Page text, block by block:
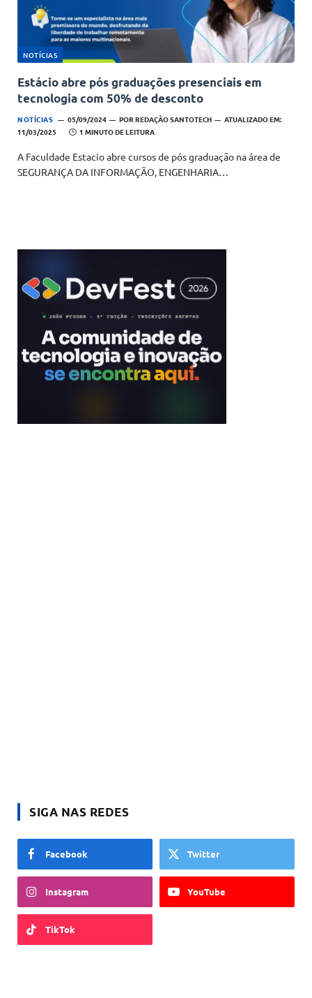
NOTÍCIAS
Estácio abre pós graduações presenciais em
tecnologia com 50% de desconto
NOTÍCIAS 05/09/2024 POR REDAÇÃO SANTOTECH
ATUALIZADO EM:
11/03/2025
1 MINUTO DE LEITURA
A Faculdade Estacio abre cursos de pós graduação na área de
SEGURANÇA DA INFORMAÇÃO, ENGENHARIA…
SIGA NAS REDES
Facebook Twitter
Instagram YouTube
TikTok